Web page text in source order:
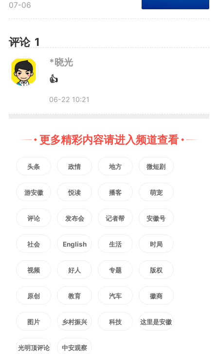
07-06
评论 1
*晓光
👍
06-22 10:21
更多精彩内容请进入频道查看
头条 政情 地方 微短剧
游安徽 悦读 播客 萌宠
评论 发布会 记者帮 安徽号
社会 English 生活 时局
视频 好人 专题 版权
原创 教育 汽车 徽商
图片 乡村振兴 科技 这里是安徽
光明顶评论 中安观察